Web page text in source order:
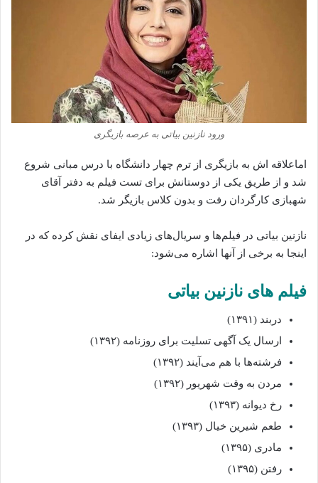
ورود نازنین بیاتی به عرصه بازیگری
اماعلاقه اش به بازیگری از ترم چهار دانشگاه با درس مبانی شروع
شد و از طریق یکی از دوستانش برای تست فیلم به دفتر آقای
شهبازی کارگردان رفت و بدون کلاس بازیگر شد.
نازنین بیاتی در فیلم‌ها و سریال‌های زیادی ایفای نقش کرده که در
اینجا به برخی از آنها اشاره می‌شود:
فیلم‌ های نازنین بیاتی
دربند (۱۳۹۱)
ارسال یک آگهی تسلیت برای روزنامه (۱۳۹۲)
فرشته‌ها با هم می‌آیند (۱۳۹۲)
مردن به وقت شهریور (۱۳۹۲)
رخ دیوانه (۱۳۹۳)
طعم شیرین خیال (۱۳۹۳)
مادری (۱۳۹۵)
رفتن (۱۳۹۵)